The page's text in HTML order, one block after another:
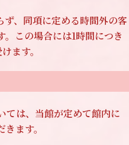
、同項に定める時間外の客
この場合には1時間につき
ます。
は、当館が定めて館内に
ます。